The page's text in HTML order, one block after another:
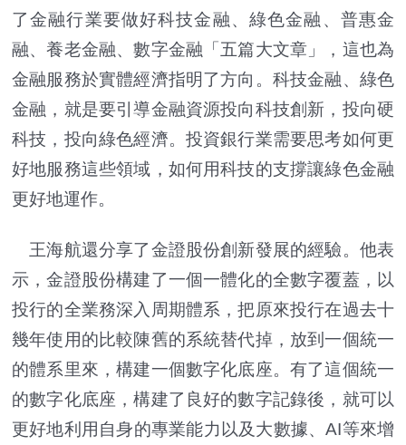
了金融行業要做好科技金融、綠色金融、普惠金
融、養老金融、數字金融「五篇大文章」，這也為
金融服務於實體經濟指明了方向。科技金融、綠色
金融，就是要引導金融資源投向科技創新，投向硬
科技，投向綠色經濟。投資銀行業需要思考如何更
好地服務這些領域，如何用科技的支撐讓綠色金融
更好地運作。
王海航還分享了金證股份創新發展的經驗。他表
示，金證股份構建了一個一體化的全數字覆蓋，以
投行的全業務深入周期體系，把原來投行在過去十
幾年使用的比較陳舊的系統替代掉，放到一個統一
的體系里來，構建一個數字化底座。有了這個統一
的數字化底座，構建了良好的數字記錄後，就可以
更好地利用自身的專業能力以及大數據、AI等來增